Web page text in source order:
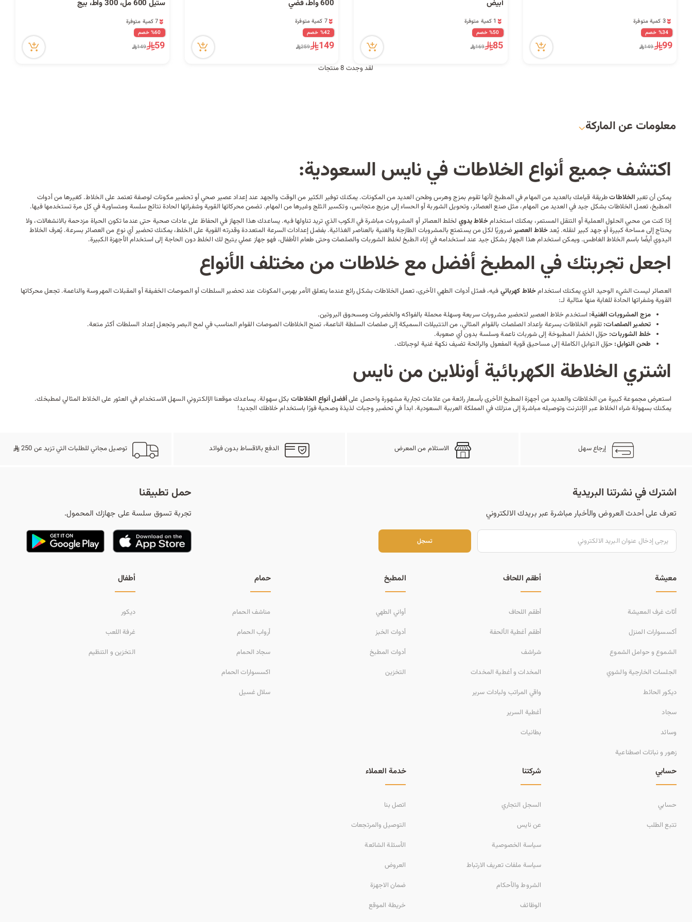
ح
3 كمية متوفرة
11 مشاهدة مؤخراً
3 كمية متوفرة
11 مشاهدة مؤخراً
%34 خصم
99
149
أبيض
1 كمية متوفرة
5 مشاهدة مؤخراً
1 كمية متوفرة
5 مشاهدة مؤخراً
%50 خصم
85
169
600 واط، فضي
7 كمية متوفرة
13 مشاهدة مؤخراً
7 كمية متوفرة
13 مشاهدة مؤخراً
%42 خصم
149
259
ستيل 600 مل، 300 واط، بيج
7 كمية متوفرة
4 مشاهدة مؤخراً
%60 خصم
59
149
لقد وجدت 8 منتجات
معلومات عن الماركة
اكتشف جميع أنواع الخلاطات في نايس السعودية:
يمكن أن تغير الخلاطاتطريقة قيامك بالعديد من المهام في المطبخ لأنها تقوم بمزج وهرس وطحن العديد من المكونات. يمكنك توفير الكثير من الوقت والجهد عند إعداد عصير صحي أو تحضير مكونات لوصفة تعتمد على الخلاط. كغيرها منأدوات
المطبخ، تعمل الخلاطات بشكل جيد في العديد من المهام، مثل صنع العصائر، وتحويل الشوربة أو الحساء إلى مزيج متجانس، وتكسير الثلج وغيرها من المهام. تضمن محركاتها القوية وشفراتها الحادة نتائج سلسة ومتساوية في كل مرة تستخدمها فيها.
إذا كنت من محبي الحلول العملية أو التنقل المستمر، يمكنك استخدامخلاط يدوي لخلط العصائر أو المشروبات مباشرة في الكوب الذي تريد تناولها فيه. يساعدك هذا الجهاز في الحفاظ على عادات صحية حتى عندما تكون الحياة مزدحمة بالانشغالات، ولا
يحتاج إلى مساحة كبيرة أو جهد كبير لنقله. يُعدخلاط العصيرضروريًا لكل من يستمتع بالمشروبات الطازجة والغنية بالعناصر الغذائية. بفضل إعدادات السرعة المتعددة وقدرته القوية على الخلط، يمكنك تحضير أي نوع من العصائر بسرعة. يُعرف الخلاط
اليدوي أيضًا باسم الخلاط الغاطس. ويمكن استخدام هذا الجهاز بشكل جيد عند استخدامه في إناء الطبخ لخلط الشوربات والصلصات وحتى طعام الأطفال، فهو جهاز عملي يتيح لك الخلط دون الحاجة إلى استخدام الأجهزةالكبيرة.
اجعل تجربتك في المطبخ أفضل مع خلاطات من مختلف الأنواع
العصائر ليست الشيء الوحيد الذي يمكنك استخدامخلاط كهربائي فيه، فمثل أدوات الطهي الأخرى، تعمل الخلاطات بشكل رائع عندما يتعلق الأمر بهرس المكونات عندتحضير السلطاتأو الصوصات الخفيفة أو المقبلات المهروسة والناعمة. تجعل محركاتها
القوية وشفراتها الحادة للغاية منها مثالية لـ:
مزج المشروبات الغنية: استخدم خلاط العصير لتحضير مشروبات سريعة وسهلة محملة بالفواكه والخضروات ومسحوق البروتين.
تحضير الصلصات: تقوم الخلاطات بسرعة بإعداد الصلصات بالقوام المثالي، من التتبيلات السميكة إلى صلصات السلطة الناعمة، تمنح الخلاطات الصوصات القوام المناسب في لمح البصر وتجعل إعداد السلطات أكثر متعة.
خلط الشوربات: حوّل الخضار المطبوخة إلى شوربات ناعمة وسلسة بدون أي صعوبة.
طحن التوابل: حوّل التوابل الكاملة إلى مساحيق قوية المفعول والرائحة تضيف نكهة غنية لوجباتك.
اشتري الخلاطة الكهربائية أونلاين من نايس
استعرض مجموعة كبيرة من الخلاطات والعديد من أجهزة المطبخ الأخرى بأسعار رائعة من علامات تجارية مشهورة واحصل علىأفضل أنواع الخلاطات بكل سهولة. يساعدك موقعنا الإلكتروني السهل الاستخدام في العثور على الخلاط المثالي لمطبخك.
يمكنك بسهولة شراء الخلاط عبر الإنترنت وتوصيله مباشرة إلى منزلك في المملكة العربية السعودية. ابدأ في تحضير وجبات لذيذة وصحية فورًا باستخدام خلاطك الجديد!
إرجاع سهل الاستلام من المعرض الدفع بالاقساط بدون فوائد توصيل مجاني للطلبات التي تزيد عن 250
اشترك في نشرتنا البريدية
تعرف على أحدث العروض والأخبار مباشرة عبر بريدك الالكتروني
تسجل
تسجل
حمل تطبيقنا
تجربة تسوق سلسة على جهازك المحمول.
معيشة
أثاث غرف المعيشة
أكسسوارات المنزل
الشموع و حوامل الشموع
الجلسات الخارجية والشوي
ديكور الحائط
سجاد
وسائد
زهور و نباتات اصطناعية
أطقم اللحاف
أطقم اللحاف
أطقم أغطية الألحفة
شراشف
المخدات و أغطية المخدات
واقي المراتب ولبادات سرير
أغطية السرير
بطانيات
المطبخ
أواني الطهي
أدوات الخبز
أدوات المطبخ
التخزين
حمام
مناشف الحمام
أرواب الحمام
سجاد الحمام
اكسسوارات الحمام
سلال غسيل
أطفال
ديكور
غرفة اللعب
التخزين و التنظيم
حسابي
حسابي
تتبع الطلب
شركتنا
السجل التجاري
عن نايس
سياسة الخصوصية
سياسة ملفات تعريف الارتباط
الشروط والأحكام
الوظائف
خدمة العملاء
اتصل بنا
التوصيل والمرتجعات
الأسئلة الشائعة
العروض
ضمان الاجهزة
خريطة الموقع